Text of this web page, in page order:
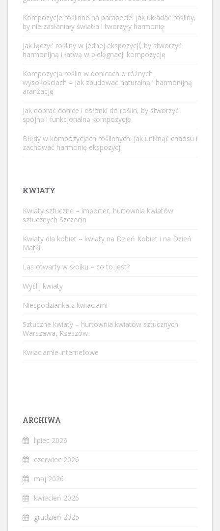
Kompozycje roślinne na parapecie: jak układać rośliny,
by nie zasłaniały światła i tworzyły harmonię
Jak łączyć rośliny w jednej ekspozycji, by stworzyć
harmonijną i łatwą w pielęgnacji kompozycję
Kompozycja roślin w donicach o różnych
wysokościach – jak zbudować naturalną i harmonijną
aranżację
Jak dobrać donice i osłonki do roślin, by stworzyć
spójną i funkcjonalną kompozycję
Błędy w kompozycjach roślinnych: jak uniknąć chaosu i
zachować harmonię ekspozycji
KWIATY
Kwiaty sztuczne – importer, hurtownia kwiatów
sztucznych Szczecin
Kwiaty dla kobiet – kwiaty na Dzień Kobiet i na Dzień
Matki
Las otwarty w słoiku – co to jest?
Wyślij kwiaty
Niespodzianka z kwiaciarni
Sztuczne kwiaty – hurtownia kwiatów sztucznych
Warszawa, Rzeszów
Kwiaciarnie internetowe
ARCHIWA
lipiec 2026
czerwiec 2026
maj 2026
kwiecień 2026
grudzień 2025